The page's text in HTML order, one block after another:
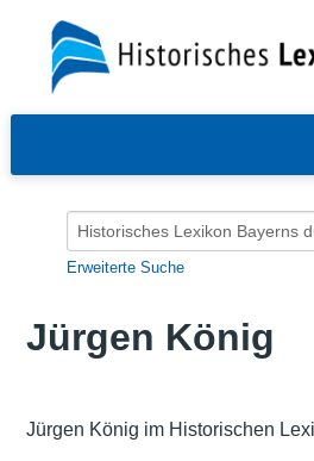
Erweiterte Suche
Jürgen König
Jürgen König im Historischen